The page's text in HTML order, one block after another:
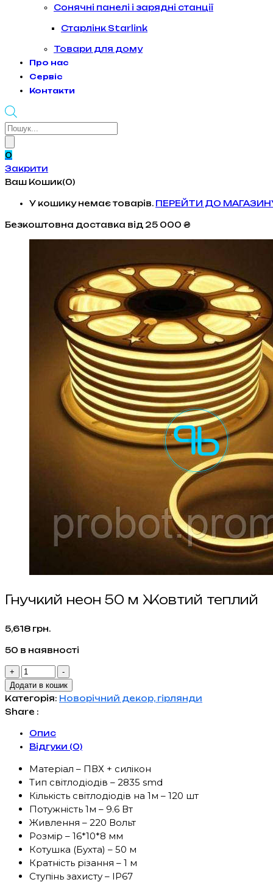
Сонячні панелі і зарядні станції
Старлінк Starlink
Товари для дому
Про нас
Сервіс
Контакти
Products
0
Закрити
Ваш Кошик(0)
У кошику немає товарів. ПЕРЕЙТИ ДО
Безкоштовна доставка від 25 000 ₴
Гнучкий неон 50 м Жовтий теплий
5,618 грн.
50 в наявності
+
Гнучкий
неон
50
м
теплий
кількість
-
Додати в кошик
Категорія: Новорічний декор, гірлянди
Share :
Опис
Відгуки (0)
Матеріал – ПВХ + силікон
Тип світлодіодів – 2835 smd
Кількість світлодіодів на 1м – 120 шт
Потужність 1м – 9.6 Вт
Живлення – 220 Вольт
Розмір – 16*10*8 мм
Котушка (Бухта) – 50 м
Кратність різання – 1 м
Ступінь захисту – IP67